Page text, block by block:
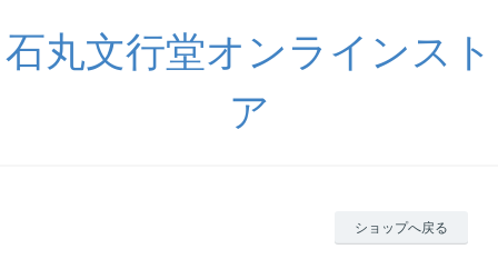
石丸文行堂オンラインスト
ア
ショップへ戻る